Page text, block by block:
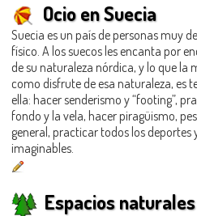
Ocio en Suecia
Suecia es un país de personas muy
físico. A los suecos les encanta por
de su naturaleza nórdica, y lo que la
como disfrute de esa naturaleza, es
ella: hacer senderismo y “footing”,
fondo y la vela, hacer piragüismo,
general, practicar todos los
imaginables.
Espacios